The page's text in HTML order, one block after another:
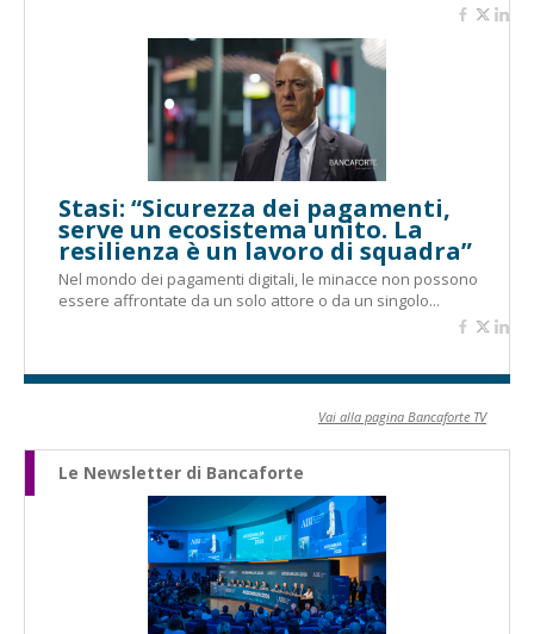
Stasi: “Sicurezza dei pagamenti,
serve un ecosistema unito. La
resilienza è un lavoro di squadra”
Nel mondo dei pagamenti digitali, le minacce non possono
essere affrontate da un solo attore o da un singolo...
Vai alla pagina Bancaforte TV
Le Newsletter di Bancaforte